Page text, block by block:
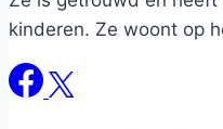
kinderen. Ze woont op